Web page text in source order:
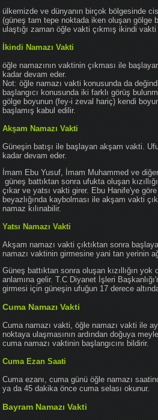
ülkemizde ve dünyanın birçok bölgesinde
(güneş tam tepe noktada iken oluşan gölge
ulaştığı zaman öğle vakti çıkmış ikindi
İkindi Namazı Vakti
öğle namazının vaktinin çıkması ile
kadar devam eder.
Not: öğle namazı vakti konusunda da
başlangıcı konusunda iki farklı görüş
gölge boyunun (fey-i zeval hariç) kendi
başlamış kabul edilir.
Akşam Namazı Vakti
Güneşin batışı ile başlayan akşam vakti.
kadar devam eder.
İmam Ebu Yusuf, İmam Muhammed ve
güneş battıktan sonra ufukta oluşan
çıkar ve yatsı vakti girer. Ebu Hanife'ye göre
beyazlığında kaybolması ile akşam vakti
namaz kılınabilir.
Yatsı Namazı Vakti
Akşam namazı vakti çıktıktan sonra
namazı vaktinin girmesine yani tan yerinin
Güneş battıktan sonra oluşan kızıllığın yok
anlamına gelir. T.C Diyanet İşleri
girmesi için güneşin ufuğun 17 derece
Cuma Namazı Vakti
Cuma namazı vakti, öğle namazı vakti ile
noktaya ulaşmasının ardından doğuya
cuma namazı vaktinin başlangıcını bildirir.
Cuma Ezan Saati
Cuma ezanı, cuma günü öğle namazı
ya da 45 dakika önce cuma selası okunur.
Bayram Namazı Vakti